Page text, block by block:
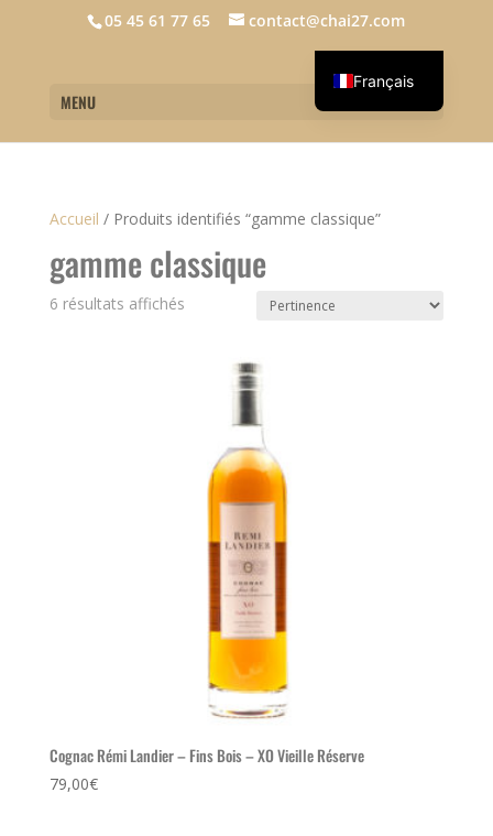
05 45 61 77 65 contact@chai27.com
MENU
Accueil / Produits identifiés “gamme classique”
gamme classique
6 résultats affichés
Cognac Rémi Landier – Fins Bois – XO Vieille Réserve
79,00€
Français
English